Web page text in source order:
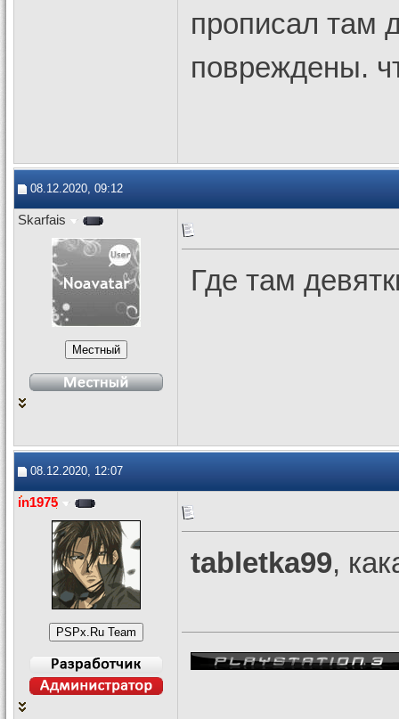
прописал там
повреждены.
08.12.2020, 09:12
Skarfais
Где там
08.12.2020, 12:07
in1975
tabletka99,